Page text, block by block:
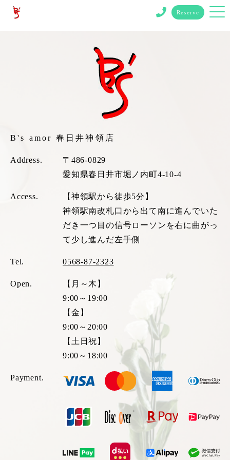
Reserve
archive.php
B's amor 春日井神領店
Address.
〒486-0829
愛知県春日井市堀ノ内町4-10-4
Access.
【神領駅から徒歩5分】
神領駅南改札口から出て南に進んでいた
だき一つ目の信号ローソンを右に曲がっ
て少し進んだ左手側
Tel. 0568-87-2323
Open.
【月～木】
9:00～19:00
【金】
9:00～20:00
【土日祝】
9:00～18:00
Payment.